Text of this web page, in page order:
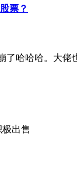
票？
了哈哈哈。大佬
出售